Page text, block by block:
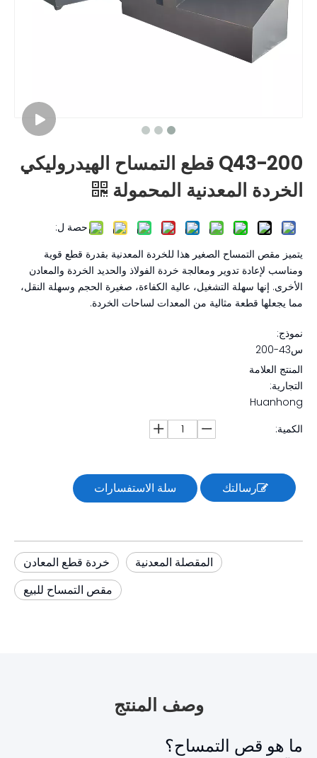
Q43-200 قطع التمساح الهيدروليكي
الخردة المعدنية المحمولة
حصة ل:
يتميز مقص التمساح الصغير هذا للخردة المعدنية بقدرة قطع قوية
ومناسب لإعادة تدوير ومعالجة خردة الفولاذ والحديد الخردة والمعادن
الأخرى. إنها سهلة التشغيل، عالية الكفاءة، صغيرة الحجم وسهلة النقل،
مما يجعلها قطعة مثالية من المعدات لساحات الخردة.
نموذج:
س43-200
المنتج العلامة
التجارية:
Huanhong
الكمية:
رسالتك سلة الاستفسارات
خردة قطع المعادن المقصلة المعدنية
مقص التمساح للبيع
وصف المنتج
ما هو قص التمساح؟